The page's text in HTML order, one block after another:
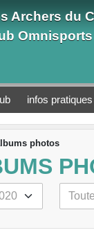
Archers du
Omnisports
infos pratiques
photos
cookies